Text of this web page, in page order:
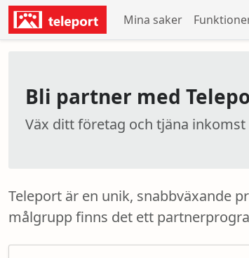
Mina saker
Bli partner med
Väx ditt företag och tjäna
Teleport är en unik, snabbväxande
målgrupp finns det ett